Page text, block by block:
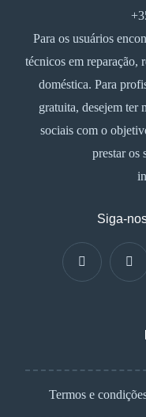
Para os usuários
técnicos em reparação,
doméstica. Para
gratuita, desejem ter
sociais com o
prestar os
Siga-
Termos e